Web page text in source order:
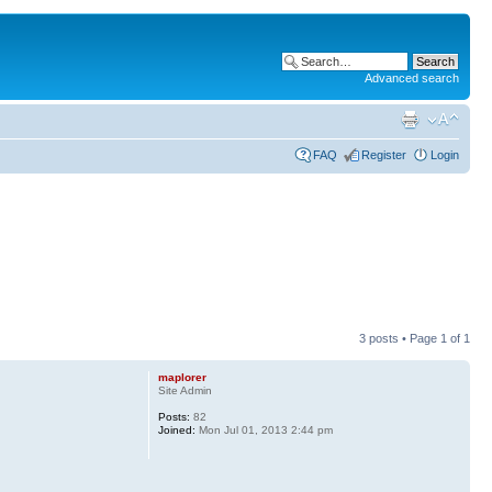
Advanced search
FAQ Register Login
3 posts • Page 1 of 1
maplorer
Site Admin
Posts: 82
Joined: Mon Jul 01, 2013 2:44 pm